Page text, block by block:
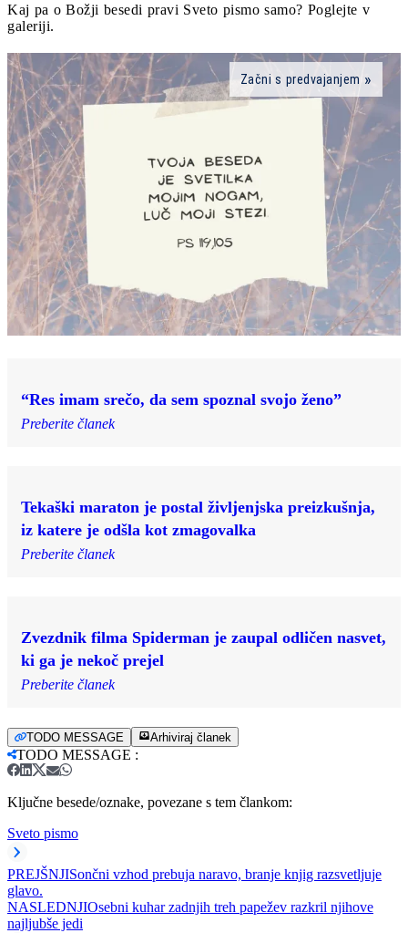
Kaj pa o Božji besedi pravi Sveto pismo samo? Poglejte v
galeriji.
Začni s predvajanjem
“Res imam srečo, da sem spoznal svojo ženo”
Preberite članek
Tekaški maraton je postal življenjska preizkušnja,
iz katere je odšla kot zmagovalka
Preberite članek
Zvezdnik filma Spiderman je zaupal odličen nasvet,
ki ga je nekoč prejel
Preberite članek
TODO MESSAGE Arhiviraj članek
TODO MESSAGE :
Ključne besede/oznake, povezane s tem člankom:
Sveto pismo
PREJŠNJISončni vzhod prebuja naravo, branje knjig razsvetljuje
glavo.
NASLEDNJIOsebni kuhar zadnjih treh papežev razkril njihove
najljubše jedi